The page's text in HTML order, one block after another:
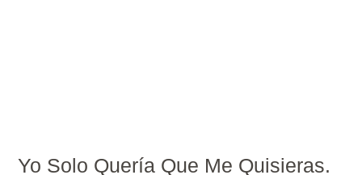
Yo Solo Quería Que Me Quisieras.